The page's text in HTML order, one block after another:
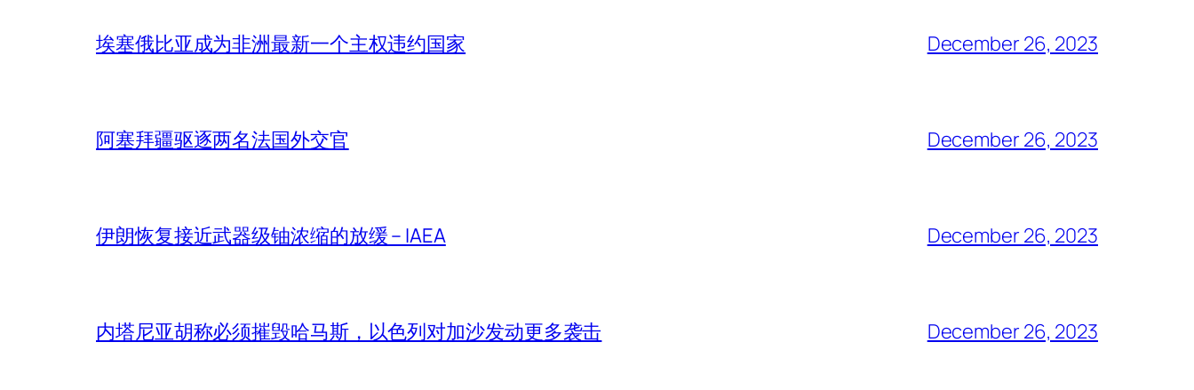
埃塞俄比亚成为非洲最新一个主权违约国家 December 26, 2023
阿塞拜疆驱逐两名法国外交官 December 26, 2023
伊朗恢复接近武器级铀浓缩的放缓 – IAEA December 26, 2023
内塔尼亚胡称必须摧毁哈马斯，以色列对加沙发动更多袭击 December 26, 2023